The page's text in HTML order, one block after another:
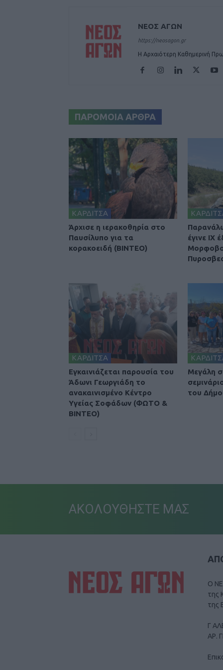
ΝΕΟΣ ΑΓΩΝ
https://neosagon.gr
Η Αρχαιότερη Καθημερινή
ΠΑΡΟΜΟΙΑ ΑΡΘΡΑ
ΚΑΡΔΙΤΣΑ
Άρχισε η ιερακοθηρία στο
Παυσίλυπο για τα
κορακοειδή (ΒΙΝΤΕΟ)
έγινε ΙΧ
ΚΑΡΔΙΤΣΑ
Εγκαινιάζεται παρουσία του
Άδωνι Γεωργιάδη το
ανακαινισμένο Κέντρο
Υγείας Σοφάδων (ΦΩΤΟ &
ΒΙΝΤΕΟ)
Μεγάλη
του
ΑΚΟΛΟΥΘΗΣΤΕ ΜΑΣ
Ο
της
της
Γ
ΑΡ.